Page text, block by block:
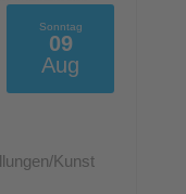
Sonntag
09
Aug
Kunst